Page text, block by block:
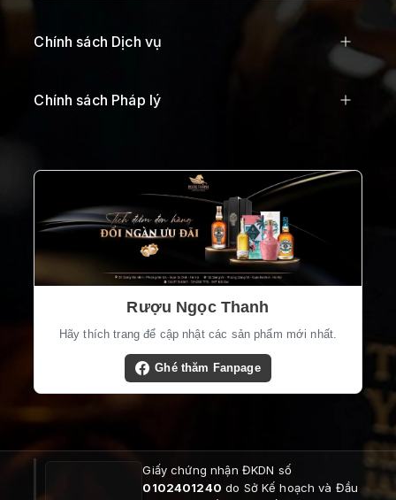
Chính sách Dịch vụ
Chính sách Pháp lý
Rượu Ngọc Thanh
Hãy thích trang để cập nhật các sản phẩm mới nhất.
Ghé thăm Fanpage
Giấy chứng nhận ĐKDN số
0102401240 do Sở Kế hoạch và Đầu